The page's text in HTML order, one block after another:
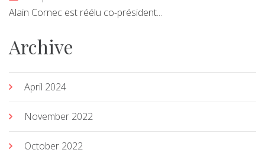
Alain Cornec est réélu co-président...
Archive
April 2024
November 2022
October 2022